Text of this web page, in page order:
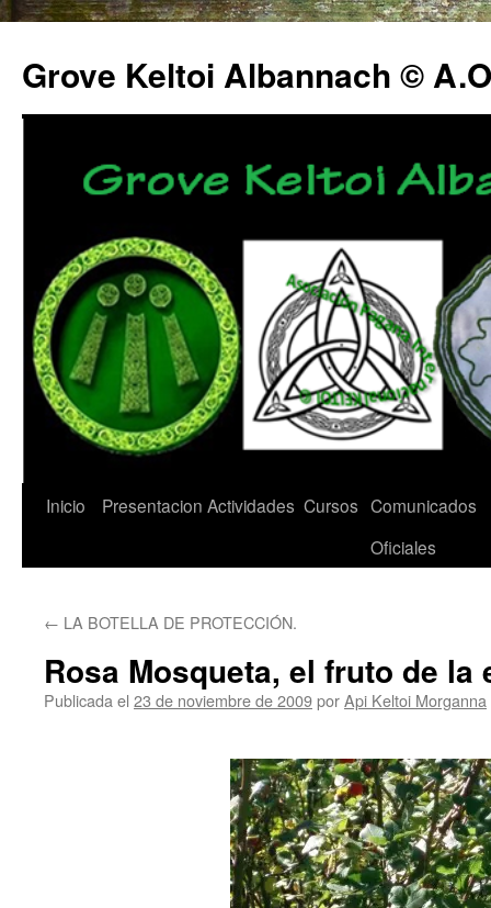
Grove Keltoi Albannach ©
Saltar
Inicio Presentacion Actividades Cursos Comunicados
Oficiales
← LA BOTELLA DE PROTECCIÓN.
Rosa Mosqueta, el fruto de la
Publicada el 23 de noviembre de 2009porApi Keltoi Morganna